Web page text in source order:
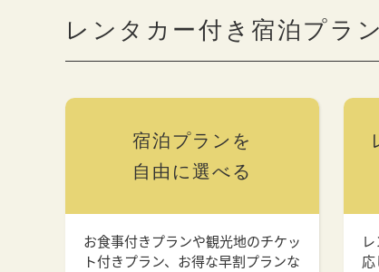
レンタカー付き宿泊プラ
宿泊プランを
自由に選べる
お食事付きプランや観光地のチケッ
ト付きプラン、お得な早割プランな
応